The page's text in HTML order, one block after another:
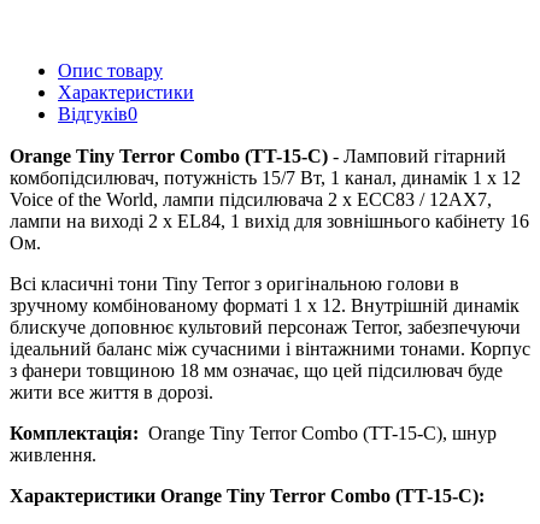
Опис товару
Характеристики
Відгуків0
Orange Tiny Terror Combo (TT-15-C) - Ламповий гітарний
комбопідсилювач, потужність 15/7 Вт, 1 канал, динамік 1 x 12
Voice of the World, лампи підсилювача 2 x ECC83 / 12AX7,
лампи на виході 2 x EL84, 1 вихід для зовнішнього кабінету 16
Ом.
Всі класичні тони Tiny Terror з оригінальною голови в
зручному комбінованому форматі 1 х 12. Внутрішній динамік
блискуче доповнює культовий персонаж Terror, забезпечуючи
ідеальний баланс між сучасними і вінтажними тонами. Корпус
з фанери товщиною 18 мм означає, що цей підсилювач буде
жити все життя в дорозі.
Комплектація: Orange Tiny Terror Combo (TT-15-C), шнур
живлення.
Характеристики Orange Tiny Terror Combo (TT-15-C):